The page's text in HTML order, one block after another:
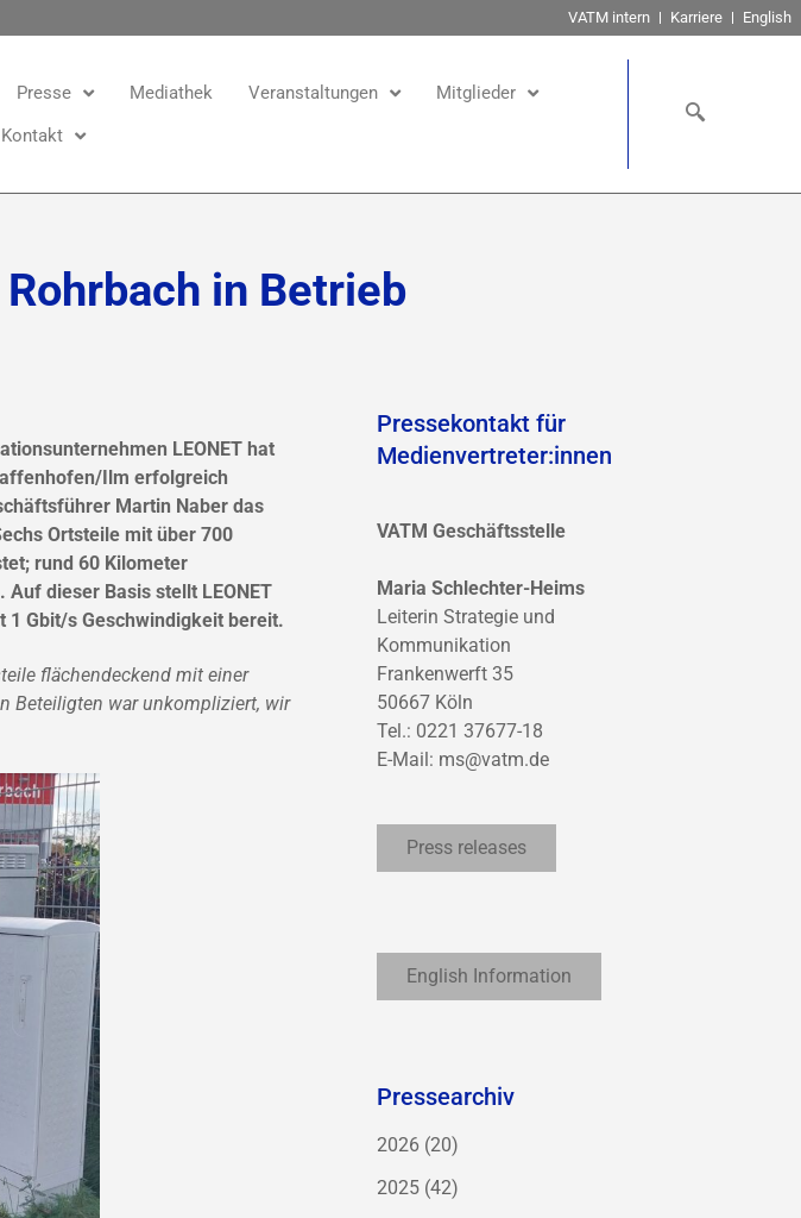
VATM intern Karriere English
Presse Mediathek Veranstaltungen
Mitglieder
Kontakt
in Betrieb
LEONET hat
Ilm erfolgreich
Martin Naber das
Ortsteile mit über 700
rund 60 Kilometer
dieser Basis stellt LEONET
1 Gbit/s Geschwindigkeit bereit.
flächendeckend mit einer
Beteiligten war unkompliziert, wir
Pressekontakt für
Medienvertreter:innen
VATM Geschäftsstelle
Maria Schlechter-Heims
Leiterin Strategie und
Kommunikation
Frankenwerft 35
50667 Köln
Tel.: 0221 37677-18
E-Mail: ms@vatm.de
Press releases
English Information
Pressearchiv
2026 (20)
2025 (42)